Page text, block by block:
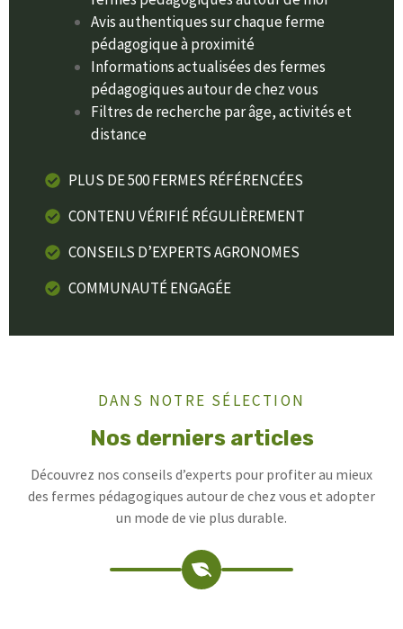
Avis authentiques sur chaque ferme
pédagogique à proximité
Informations actualisées des fermes
pédagogiques autour de chez vous
Filtres de recherche par âge, activités et
distance
PLUS DE 500 FERMES RÉFÉRENCÉES
CONTENU VÉRIFIÉ RÉGULIÈREMENT
CONSEILS D’EXPERTS AGRONOMES
COMMUNAUTÉ ENGAGÉE
DANS NOTRE SÉLECTION
Nos derniers articles
Découvrez nos conseils d’experts pour profiter au mieux
des fermes pédagogiques autour de chez vous et adopter
un mode de vie plus durable.